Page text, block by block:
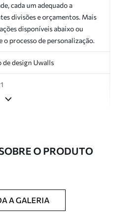
cada um adequado a
divisões e orçamentos. Mais
disponíveis abaixo ou
o processo de personalização.
de design Uwalls
até 50 cm de largura.
O PRODUTO
A GALERIA